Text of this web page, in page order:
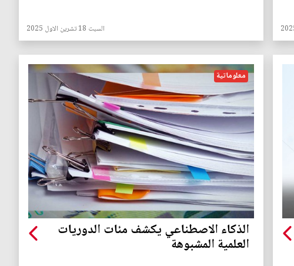
السبت 18 تشرين الاول 2025
معلوماتية
الذكاء الاصطناعي يكشف مئات الدوريات
العلمية المشبوهة